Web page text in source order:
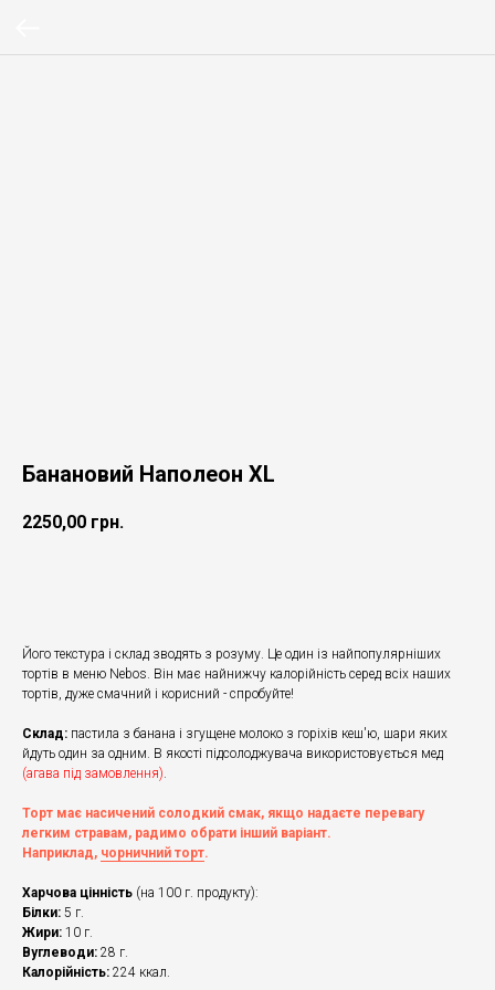
Банановий Наполеон XL
2250,00 грн.
Його текстура і склад зводять з розуму. Це один із найпопулярніших
тортів в меню Nebos. Він має найнижчу калорійність серед всіх наших
тортів, дуже смачний і корисний - спробуйте!
Склад: пастила з банана і згущене молоко з горіхів кеш'ю, шари яких
йдуть один за одним. В якості підсолоджувача використовується мед
(агава під замовлення).
Торт має насичений солодкий смак, якщо надаєте перевагу
легким стравам, радимо обрати інший варіант.
Наприклад, чорничний торт.
Харчова цінність (на 100 г. продукту):
Білки: 5 г.
Жири: 10 г.
Вуглеводи: 28 г.
Калорійність: 224 ккал.